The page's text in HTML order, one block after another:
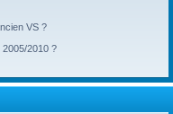
VS ?
2005/2010 ?